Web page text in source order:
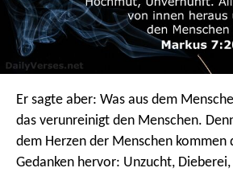
Er sagte aber: Was aus dem
das verunreinigt den Menschen.
dem Herzen der Menschen kommen
Gedanken hervor: Unzucht,